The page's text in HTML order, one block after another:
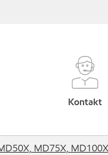
Kontakt
MD75X,